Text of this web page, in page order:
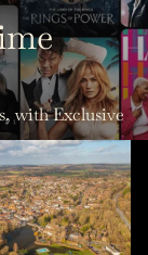
with Exclusive